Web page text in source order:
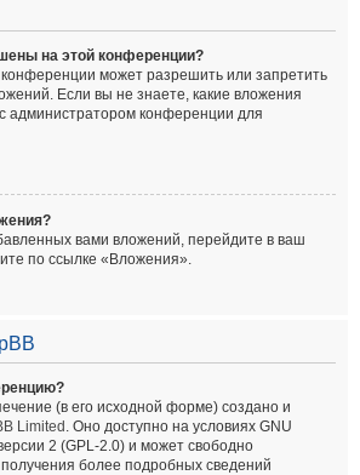
на этой конференции?
может разрешить или запретить
Если вы не знаете, какие вложения
администратором конференции для
вами вложений, перейдите в ваш
по ссылке «Вложения».
(в его исходной форме) создано и
Limited . Оно доступно на условиях GNU
2 (GPL-2.0) и может свободно
более подробных сведений